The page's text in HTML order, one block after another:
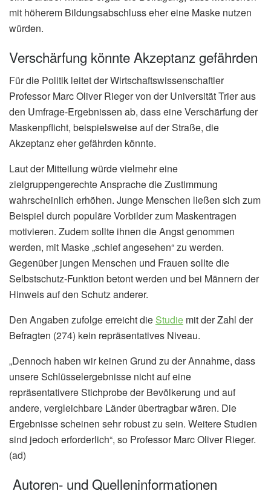
mit höherem Bildungsabschluss eher eine Maske nutzen
würden.
Verschärfung könnte Akzeptanz gefährden
Für die Politik leitet der Wirtschaftswissenschaftler
Professor Marc Oliver Rieger von der Universität Trier aus
den Umfrage-Ergebnissen ab, dass eine Verschärfung der
Maskenpflicht, beispielsweise auf der Straße, die
Akzeptanz eher gefährden könnte.
Laut der Mitteilung würde vielmehr eine
zielgruppengerechte Ansprache die Zustimmung
wahrscheinlich erhöhen. Junge Menschen ließen sich zum
Beispiel durch populäre Vorbilder zum Maskentragen
motivieren. Zudem sollte ihnen die Angst genommen
werden, mit Maske „schief angesehen“ zu werden.
Gegenüber jungen Menschen und Frauen sollte die
Selbstschutz-Funktion betont werden und bei Männern der
Hinweis auf den Schutz anderer.
Den Angaben zufolge erreicht die Studie mit der Zahl der
Befragten (274) kein repräsentatives Niveau.
„Dennoch haben wir keinen Grund zu der Annahme, dass
unsere Schlüsselergebnisse nicht auf eine
repräsentativere Stichprobe der Bevölkerung und auf
andere, vergleichbare Länder übertragbar wären. Die
Ergebnisse scheinen sehr robust zu sein. Weitere Studien
sind jedoch erforderlich“, so Professor Marc Oliver Rieger.
(ad)
Autoren- und Quelleninformationen